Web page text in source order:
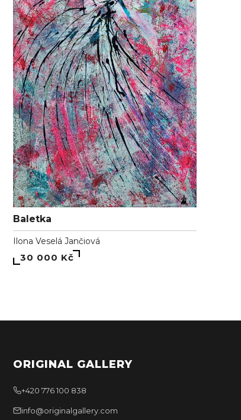
Baletka
Ilona Veselá Jančiová
30 000 Kč
ORIGINAL GALLERY
+420 776 100 838
info@originalgallery.com